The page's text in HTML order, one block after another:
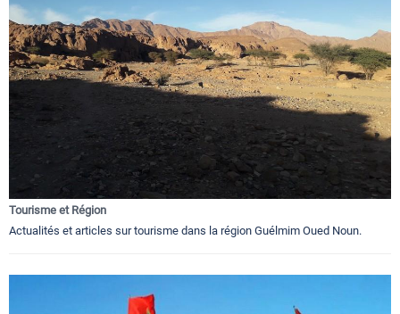
Tourisme et Région
Actualités et articles sur tourisme dans la région Guélmim Oued Noun.